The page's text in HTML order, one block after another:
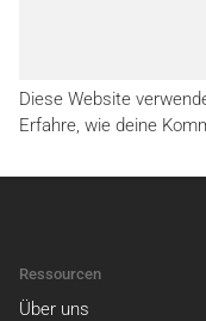
Diese Website
Erfahre, wie deine
Ressourcen
Über uns